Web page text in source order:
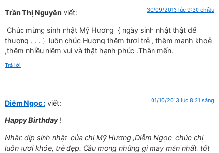
Trần Thị Nguyên viết: 30/09/2013 lúc 9:30 chiều
Chúc mừng sinh nhật Mỹ Hương { ngày sinh nhật thật dể
thương . . . } luôn chúc Hương thêm tươi trẻ , thêm mạnh khoẻ
,thêm nhiều niêm vui và thật hạnh phúc .Thân mến.
Trả lời
Diễm Ngọc : viết: 01/10/2013 lúc 8:21 sáng
Happy Birthday!
Nhân dịp sinh nhật của chị Mỹ Hương ,Diễm Ngọc chúc chị
luôn tươi khỏe, trẻ đẹp. Cầu mong những gì may mắn nhất, tốt